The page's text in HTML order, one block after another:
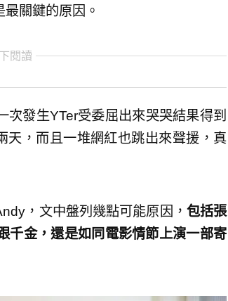
最關鍵的原因。
閱讀
發生YTer受委屈出來哭哭結果得到
天，而且一堆網紅也跳出來聲援，真
，文中盤列幾點可能原因， 包括張
千金，還是如同電影情節上演一部寄